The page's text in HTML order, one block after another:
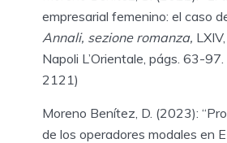
empresarial femenino: el caso
Annali, sezione romanza,
Napoli L’Orientale, págs. 63-
2121)
Moreno Benítez, D. (2023):
de los operadores modales en